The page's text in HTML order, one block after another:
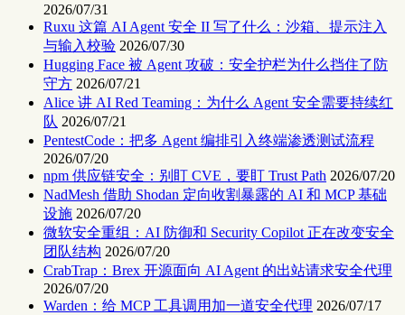
2026/07/31
Ruxu 这篇 AI Agent 安全 II 写了什么：沙箱、提示注入
与输入校验 2026/07/30
Hugging Face 被 Agent 攻破：安全护栏为什么挡住了防
守方 2026/07/21
Alice 讲 AI Red Teaming：为什么 Agent 安全需要持续红
队 2026/07/21
PentestCode：把多 Agent 编排引入终端渗透测试流程
2026/07/20
npm 供应链安全：别盯 CVE，要盯 Trust Path 2026/07/20
NadMesh 借助 Shodan 定向收割暴露的 AI 和 MCP 基础
设施 2026/07/20
微软安全重组：AI 防御和 Security Copilot 正在改变安全
团队结构 2026/07/20
CrabTrap：Brex 开源面向 AI Agent 的出站请求安全代理
2026/07/20
Warden：给 MCP 工具调用加一道安全代理 2026/07/17